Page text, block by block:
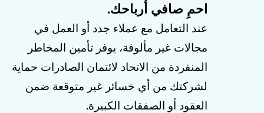
احمِ صافي أرباحك.
عند التعامل مع عملاء جدد أو العمل في
مجالات غير مألوفة، يوفر تأمين المخاطر
المنفردة من الاتحاد لائتمان الصادرات حماية
لشركتك من أي خسائر غير متوقعة ضمن
العقود أو الصفقات الكبيرة.